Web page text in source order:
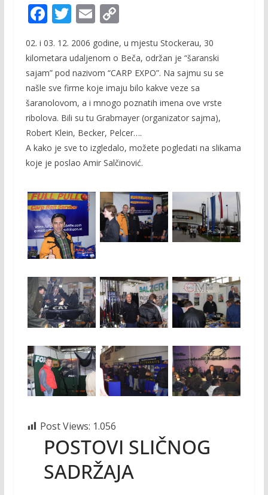
F
e
b
o
o
k
T
itt
er
E
m
ai
l
C
p
y
Li
n
k
02. i 03. 12. 2006 godine, u mjestu Stockerau, 30
kilometara udaljenom o Beča, održan je “šaranski
sajam” pod nazivom “CARP EXPO”. Na sajmu su se
našle sve firme koje imaju bilo kakve veze sa
šaranolovom, a i mnogo poznatih imena ove vrste
ribolova. Bili su tu Grabmayer (organizator sajma),
Robert Klein, Becker, Pelcer….
A kako je sve to izgledalo, možete pogledati na slikama
koje je poslao Amir Salčinović.
Post Views: 1.056
POSTOVI SLIČNOG
SADRŽAJA